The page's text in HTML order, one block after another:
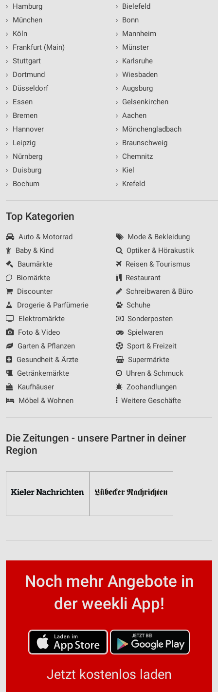
›
Hamburg
›
München
›
Köln
›
Frankfurt (Main)
› Stuttgart
›
Dortmund
›
Düsseldorf
›
Essen
›
Bremen
›
Hannover
›
Leipzig
›
Nürnberg
›
Duisburg
›
Bochum
› Bielefeld
› Bonn
› Mannheim
› Münster
› Karlsruhe
› Wiesbaden
› Augsburg
› Gelsenkirchen
› Aachen
› Mönchengladbach
› Braunschweig
› Chemnitz
› Kiel
› Krefeld
Top Kategorien
Auto & Motorrad
Baby & Kind
Baumärkte
Biomärkte
Discounter
Drogerie & Parfümerie
Elektromärkte
Foto & Video
Garten & Pflanzen
Gesundheit & Ärzte
Getränkemärkte
Kaufhäuser
Möbel & Wohnen
Mode & Bekleidung
Optiker & Hörakustik
Reisen & Tourismus
Restaurant
Schreibwaren & Büro
Schuhe
Sonderposten
Spielwaren
Sport & Freizeit
Supermärkte
Uhren & Schmuck
Zoohandlungen
Weitere Geschäfte
Die Zeitungen - unsere Partner in deiner
Region
Noch mehr Angebote in
der weekli App!
Jetzt kostenlos laden